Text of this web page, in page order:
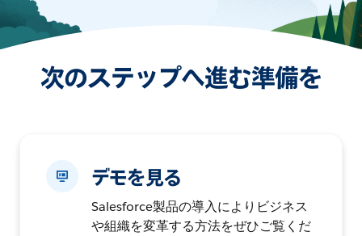
次のステップへ進む準備を
デモを見る
Salesforce製品の導入によりビジネス
や組織を変革する方法をぜひご覧くだ